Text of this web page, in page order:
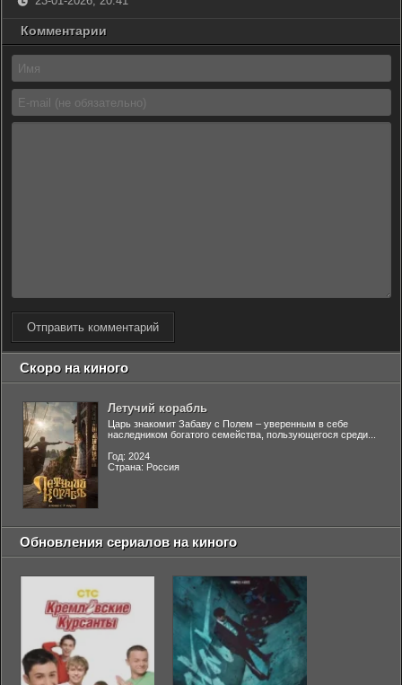
Комментарии
Отправить комментарий
Скоро на киного
Летучий корабль
Царь знакомит Забаву с Полем – уверенным в себе
наследником богатого семейства, пользующегося среди...
Год: 2024
Страна: Россия
Обновления сериалов на киного